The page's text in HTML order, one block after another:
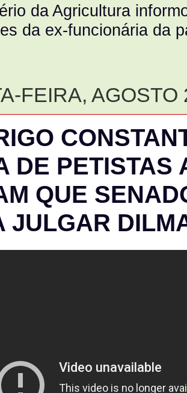
da Agricultura
da ex-funcionária da
FEIRA, AGOSTO
DE PETISTAS
QUE
JULGAR